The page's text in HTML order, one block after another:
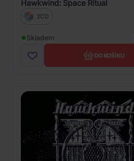
Hawkwind: Space Ritual
2CD
Skladem
DO KOŠÍKU